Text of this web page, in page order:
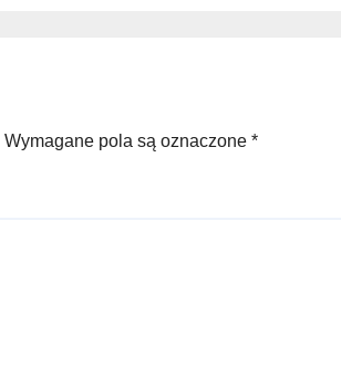
Wymagane pola są oznaczone *